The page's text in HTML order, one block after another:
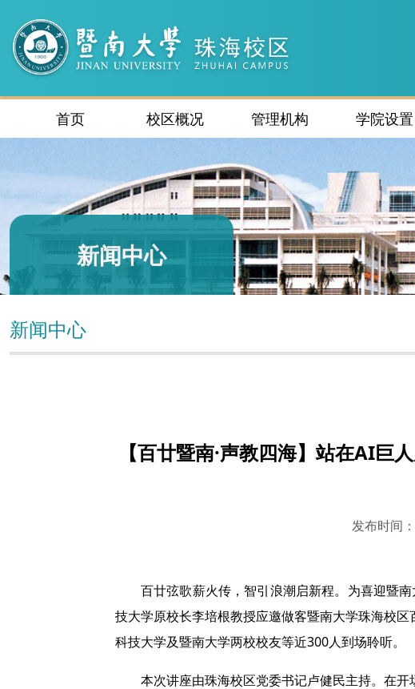
首页 校区概况 管理机构 学院设置
新闻中心
新闻中心
【百廿暨南·声教四海】站在AI
发布时间
百廿弦歌薪火传，智引浪潮启新程。为喜迎暨
技大学原校长李培根教授应邀做客暨南大学珠海校
科技大学及暨南大学两校校友等近300人到场聆听。
本次讲座由珠海校区党委书记卢健民主持。在